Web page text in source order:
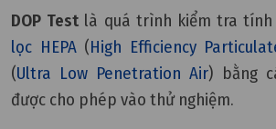
DOP Test là quá trình kiểm tra tính
lọc HEPA(High Efficiency
(Ultra Low Penetration Air) bằng
được cho phép vào thử nghiệm.